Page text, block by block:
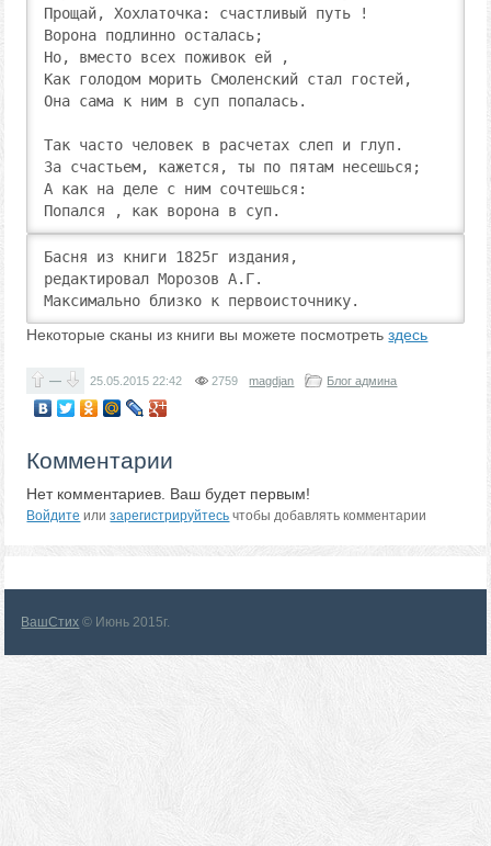
Прощай, Хохлаточка: счастливый путь !
Ворона подлинно осталась;
Но, вместо всех поживок ей ,
Как голодом морить Смоленский стал гостей,
Она сама к ним в суп попалась.
Так часто человек в расчетах слеп и глуп.
За счастьем, кажется, ты по пятам несешься;
А как на деле с ним сочтешься:
Попался , как ворона в суп.
Басня из книги 1825г издания,
редактировал Морозов А.Г.
Максимально близко к первоисточнику.
Некоторые сканы из книги вы можете посмотретьздесь
— 25.05.201522:42 2759 magdjan Блог админа
Комментарии
Нет комментариев. Ваш будет первым!
Войдите илизарегистрируйтесь чтобы добавлять комментарии
ВашСтих © Июнь 2015г.